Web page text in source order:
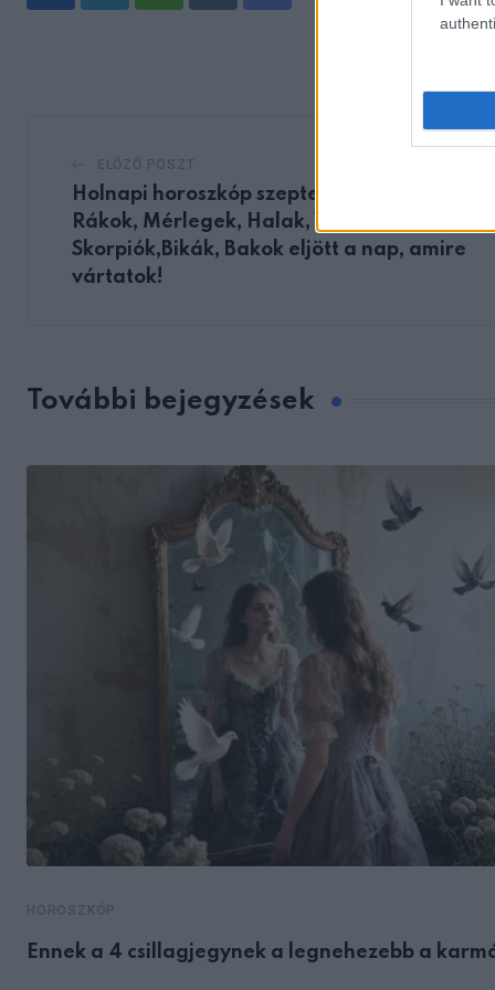
Holnapi horoszkóp szeptember 27. –
Rákok, Mérlegek, Halak, Vízöntők,
Skorpiók,Bikák, Bakok eljött a nap, amire
vártatok!
További bejegyzések
Ennek a 4 csillagjegynek a legnehezebb a